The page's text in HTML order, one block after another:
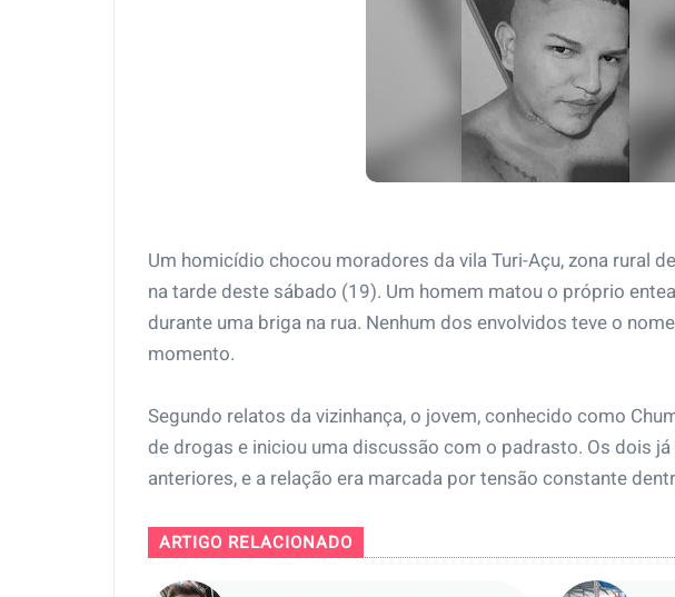
Um homicídio chocou moradores da vila Turi-Açu, zona rural
na tarde deste sábado (19). Um homem matou o próprio
durante uma briga na rua. Nenhum dos envolvidos teve o
momento.
Segundo relatos da vizinhança, o jovem, conhecido como
de drogas e iniciou uma discussão com o padrasto. Os dois
anteriores, e a relação era marcada por tensão constante
ARTIGO RELACIONADO